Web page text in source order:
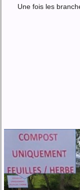
Une fois les